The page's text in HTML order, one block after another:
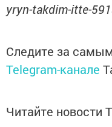
yryn-takdim-itte-
Следите за
Telegram-канале
Читайте новости